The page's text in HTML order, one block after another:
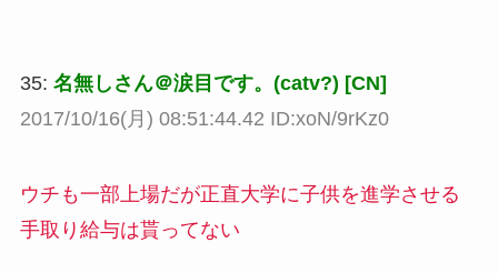
35: 名無しさん＠涙目です。(catv?) [CN]
2017/10/16(月) 08:51:44.42 ID:xoN/9rKz0
ウチも一部上場だが正直大学に子供を進学させる
手取り給与は貰ってない